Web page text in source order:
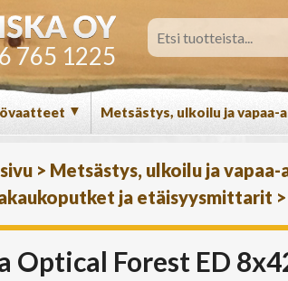
765 1225
▼ Metsästys, ulkoilu ja vapaa-
> Metsästys, ulkoilu ja vapaa-
ja etäisyysmittarit >
Optical Forest ED